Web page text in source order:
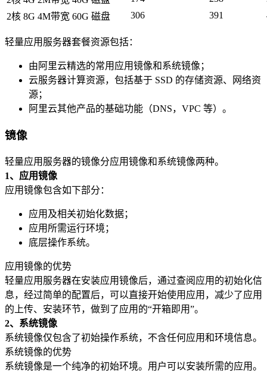
2核 8G 4M带宽 60G 磁盘
306 391
轻量应用服务器套餐资源包括：
由阿里云精选的常用应用镜像和系统镜像；
云服务器计算资源，包括基于 SSD 的存储资源、网络资
源；
阿里云其他产品的基础功能（DNS，VPC 等）。
镜像
轻量应用服务器的镜像分应用镜像和系统镜像两种。
1、应用镜像
应用镜像包含如下部分：
应用及相关初始化数据；
应用所需运行环境；
底层操作系统。
应用镜像的优势
轻量应用服务器在安装应用镜像后，通过查阅应用的初始化信
息，经过简单的配置后，可以直接开始使用应用，减少了应用
的上传、安装环节，做到了应用的“开箱即用”。
2、系统镜像
系统镜像仅包含了初始操作系统，不含任何应用和环境信息。
系统镜像的优势
系统镜像是一个纯净的初始环境。用户可以安装所需的应用。